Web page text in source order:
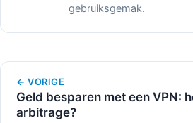
gebruiksgemak.
← VORIGE
Geld besparen met een VPN:
arbitrage?